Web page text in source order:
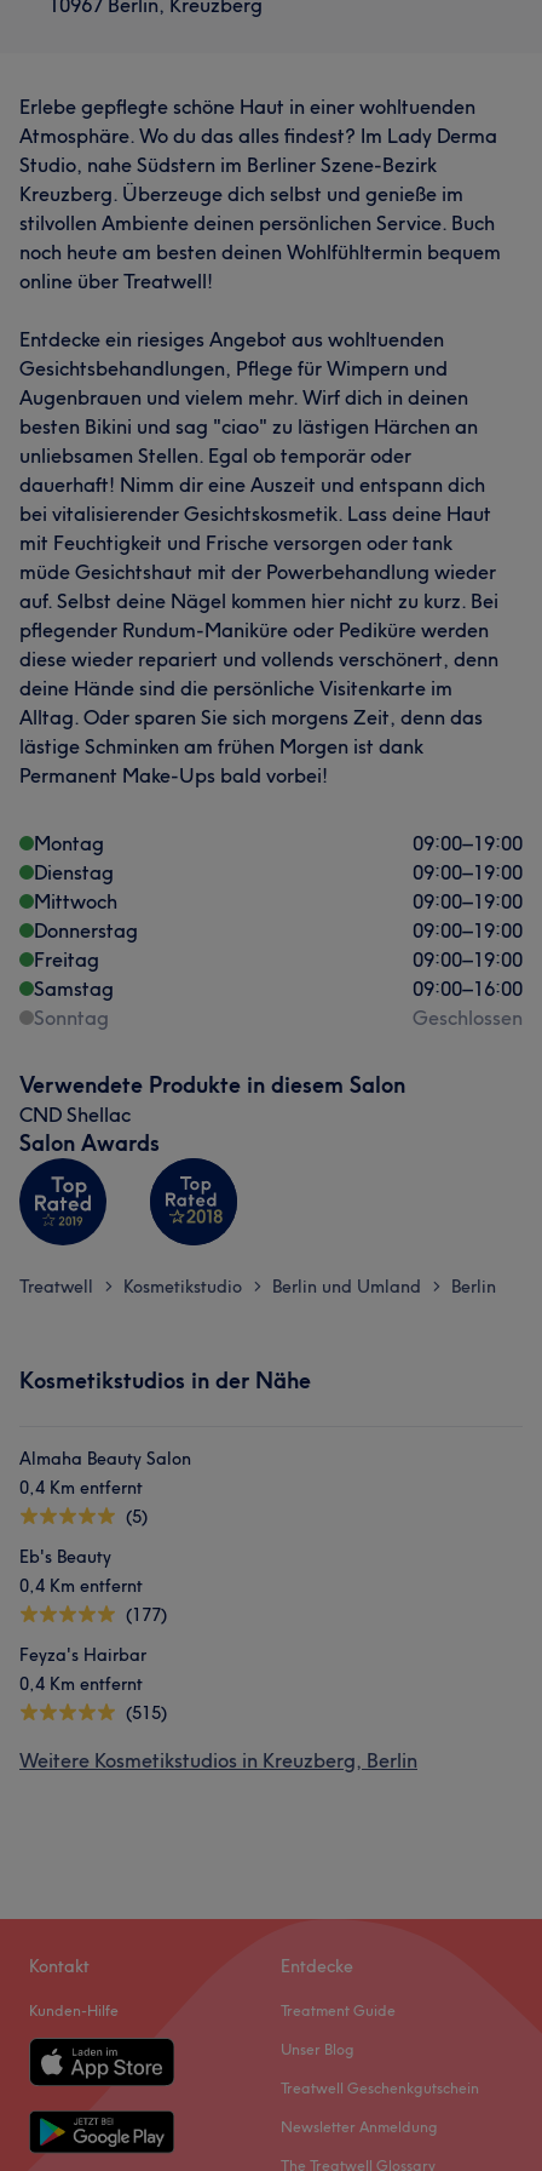
10967 Berlin, Kreuzberg
Erlebe gepflegte schöne Haut in einer wohltuenden
Atmosphäre. Wo du das alles findest? Im Lady Derma
Studio, nahe Südstern im Berliner Szene-Bezirk
Kreuzberg. Überzeuge dich selbst und genieße im
stilvollen Ambiente deinen persönlichen Service. Buch
noch heute am besten deinen Wohlfühltermin bequem
online über Treatwell!
Entdecke ein riesiges Angebot aus wohltuenden
Gesichtsbehandlungen, Pflege für Wimpern und
Augenbrauen und vielem mehr. Wirf dich in deinen
besten Bikini und sag "ciao" zu lästigen Härchen an
unliebsamen Stellen. Egal ob temporär oder
dauerhaft! Nimm dir eine Auszeit und entspann dich
bei vitalisierender Gesichtskosmetik. Lass deine Haut
mit Feuchtigkeit und Frische versorgen oder tank
müde Gesichtshaut mit der Powerbehandlung wieder
auf. Selbst deine Nägel kommen hier nicht zu kurz. Bei
pflegender Rundum-Maniküre oder Pediküre werden
diese wieder repariert und vollends verschönert, denn
deine Hände sind die persönliche Visitenkarte im
Alltag. Oder sparen Sie sich morgens Zeit, denn das
lästige Schminken am frühen Morgen ist dank
Permanent Make-Ups bald vorbei!
Montag 09:00–19:00
Dienstag
09:00–19:00
Mittwoch
09:00–19:00
Donnerstag
09:00–19:00
Freitag
09:00–19:00
Samstag
09:00–16:00
Sonntag
Geschlossen
Verwendete Produkte in diesem Salon
CND Shellac
Salon Awards
Treatwell > Kosmetikstudio > Berlin und Umland > Berlin
Kosmetikstudios in der Nähe
Almaha Beauty Salon
0,4 Km entfernt
(5)
Eb's Beauty
0,4 Km entfernt
(177)
Feyza's Hairbar
0,4 Km entfernt
(515)
Weitere Kosmetikstudios in Kreuzberg, Berlin
Kontakt
Kunden-Hilfe
Entdecke
Treatment Guide
Unser Blog
Treatwell Geschenkgutschein
Newsletter Anmeldung
The Treatwell Glossary